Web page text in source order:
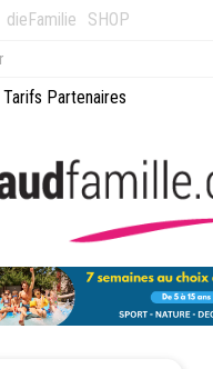
dieFamilie SHOP
Tarifs Partenaires